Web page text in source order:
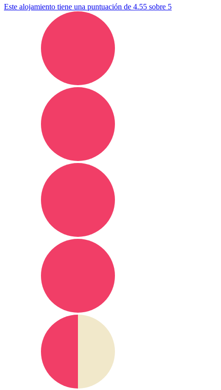
Este alojamiento tiene una puntuación de 4.55 sobre 5